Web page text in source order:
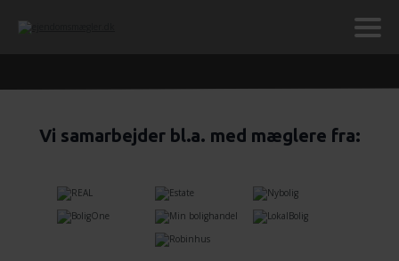
Vi samarbejder bl.a. med mæglere fra: